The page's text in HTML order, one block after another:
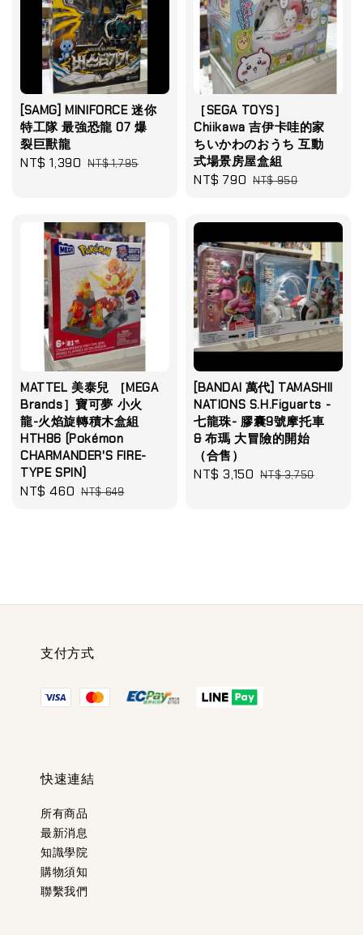
[SAMG] MINIFORCE 迷你
特工隊 最強恐龍 07 爆
裂巨獸龍
Sale
NT$ 1,390 Regular
NT$ 1,795
［SEGA TOYS］
Chiikawa 吉伊卡哇的家
ちいかわのおうち 互動
式場景房屋盒組
Sale
NT$ 790 Regular
NT$ 950
MATTEL 美泰兒 ［MEGA
Brands］寶可夢 小火
龍-火焰旋轉積木盒組
HTH86 (Pokémon
CHARMANDER'S FIRE-
TYPE SPIN)
Sale
NT$ 460 Regular
NT$ 649
[BANDAI 萬代] TAMASHII
NATIONS S.H.Figuarts -
七龍珠- 膠囊9號摩托車
& 布瑪 大冒險的開始
（合售）
Sale
NT$ 3,150 Regular
NT$ 3,750
支付方式
快速連結
所有商品
最新消息
知識學院
購物須知
聯繫我們